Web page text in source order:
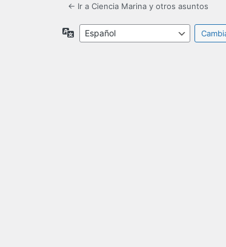
← Ir a Ciencia Marina y otros asuntos
Idioma